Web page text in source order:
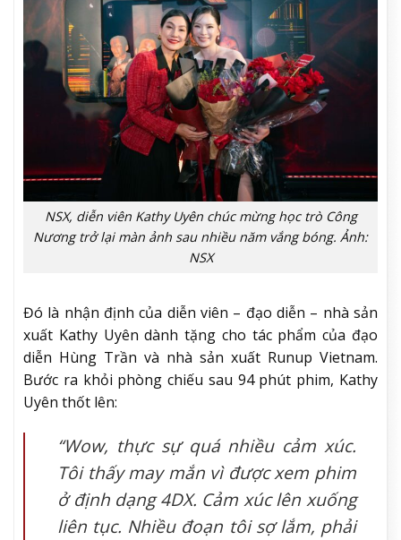
NSX, diễn viên Kathy Uyên chúc mừng học trò Công
Nương trở lại màn ảnh sau nhiều năm vắng bóng. Ảnh:
NSX
Đó là nhận định của diễn viên – đạo diễn – nhà sản
xuất Kathy Uyên dành tặng cho tác phẩm của đạo
diễn Hùng Trần và nhà sản xuất Runup Vietnam.
Bước ra khỏi phòng chiếu sau 94 phút phim, Kathy
Uyên thốt lên:
“Wow, thực sự quá nhiều cảm xúc.
Tôi thấy may mắn vì được xem phim
ở định dạng 4DX. Cảm xúc lên xuống
liên tục. Nhiều đoạn tôi sợ lắm, phải